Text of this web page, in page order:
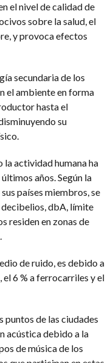
el nivel de calidad de
sobre la salud, el
y provoca efectos
secundaria de los
el ambiente en forma
hasta el
su
actividad humana ha
años. Según la
países miembros, se
dbA, límite
residen en zonas de
de ruido, es debido a
el 6 % a ferrocarriles y el
puntos de las ciudades
acústica debido a la
de música de los